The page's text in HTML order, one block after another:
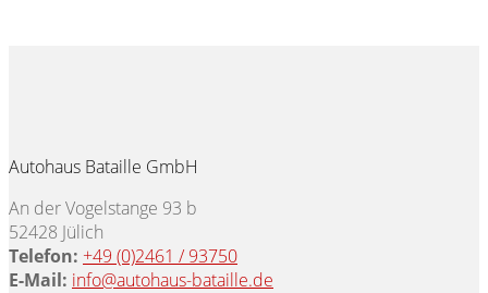
Autohaus Bataille GmbH
An der Vogelstange 93 b
52428 Jülich
Telefon: +49 (0)2461 / 93750
E-Mail: info@autohaus-bataille.de